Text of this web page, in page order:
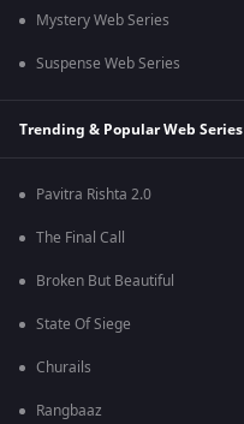
Mystery Web Series
Suspense Web Series
Trending & Popular Web Series
Pavitra Rishta 2.0
The Final Call
Broken But Beautiful
State Of Siege
Churails
Rangbaaz